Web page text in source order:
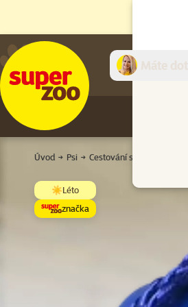
Úvod Psi Cestování se psem
☀️Léto
značka